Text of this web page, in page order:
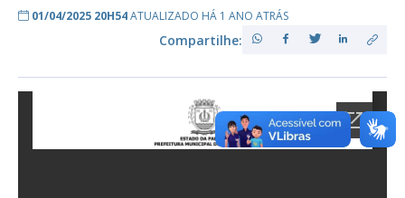
01/04/2025 20H54ATUALIZADO HÁ 1 ANO ATRÁS
Compartilhe: